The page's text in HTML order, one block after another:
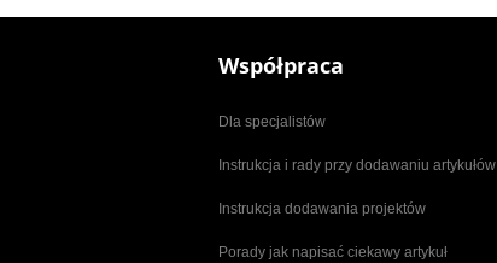
Współpraca
Dla specjalistów
Instrukcja i rady przy dodawaniu artykułów
Instrukcja dodawania projektów
Porady jak napisać ciekawy artykuł